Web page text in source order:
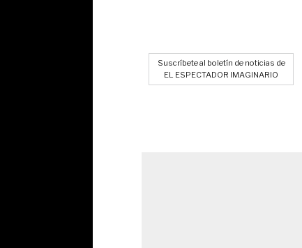
Suscríbete al boletín de noticias de
EL ESPECTADOR IMAGINARIO